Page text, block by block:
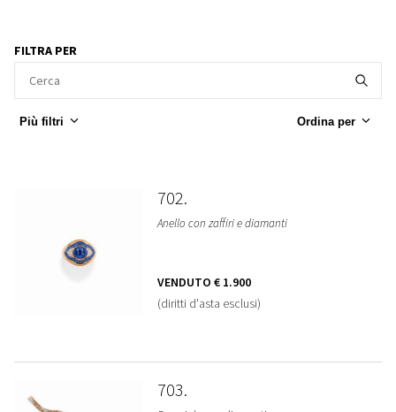
FILTRA PER
Più filtri Ordina per
702
Anello con zaffiri e diamanti
VENDUTO € 1.900
(diritti d'asta esclusi)
703